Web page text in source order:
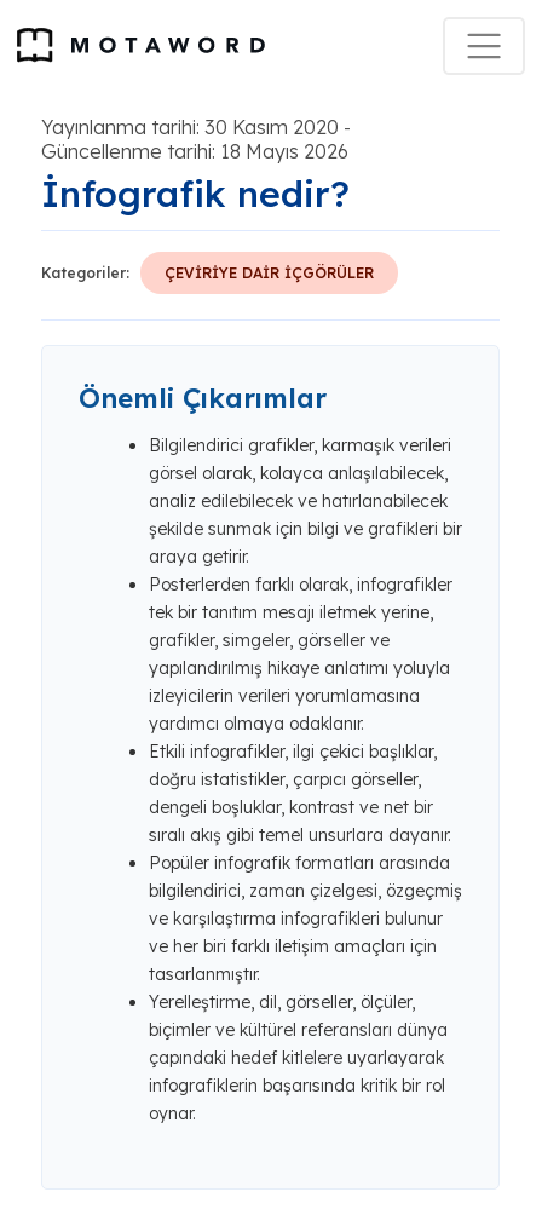
Yayınlanma tarihi: 30 Kasım 2020 -
Güncellenme tarihi: 18 Mayıs 2026
İnfografik nedir?
Kategoriler: ÇEVİRİYE DAİR İÇGÖRÜLER
Önemli Çıkarımlar
Bilgilendirici grafikler, karmaşık verileri
görsel olarak, kolayca anlaşılabilecek,
analiz edilebilecek ve hatırlanabilecek
şekilde sunmak için bilgi ve grafikleri bir
araya getirir.
Posterlerden farklı olarak, infografikler
tek bir tanıtım mesajı iletmek yerine,
grafikler, simgeler, görseller ve
yapılandırılmış hikaye anlatımı yoluyla
izleyicilerin verileri yorumlamasına
yardımcı olmaya odaklanır.
Etkili infografikler, ilgi çekici başlıklar,
doğru istatistikler, çarpıcı görseller,
dengeli boşluklar, kontrast ve net bir
sıralı akış gibi temel unsurlara dayanır.
Popüler infografik formatları arasında
bilgilendirici, zaman çizelgesi, özgeçmiş
ve karşılaştırma infografikleri bulunur
ve her biri farklı iletişim amaçları için
tasarlanmıştır.
Yerelleştirme, dil, görseller, ölçüler,
biçimler ve kültürel referansları dünya
çapındaki hedef kitlelere uyarlayarak
infografiklerin başarısında kritik bir rol
oynar.